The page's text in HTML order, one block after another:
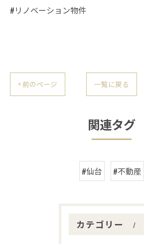
#リノベーション物件
< 前のページ 一覧に戻る
関連タグ
#仙台 #不動産
カテゴリー